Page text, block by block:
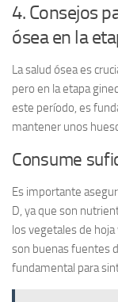
4. Consejos
ósea en la
La salud ósea es
pero en la etapa
este período, es
mantener unos
Consume
Es importante
D, ya que son
los vegetales de
son buenas fuentes
fundamental para